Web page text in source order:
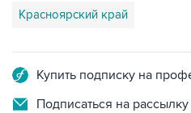
Красноярский край
Купить подписку на
Подписаться на